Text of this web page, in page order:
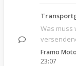
Was muss
Framo
23:07